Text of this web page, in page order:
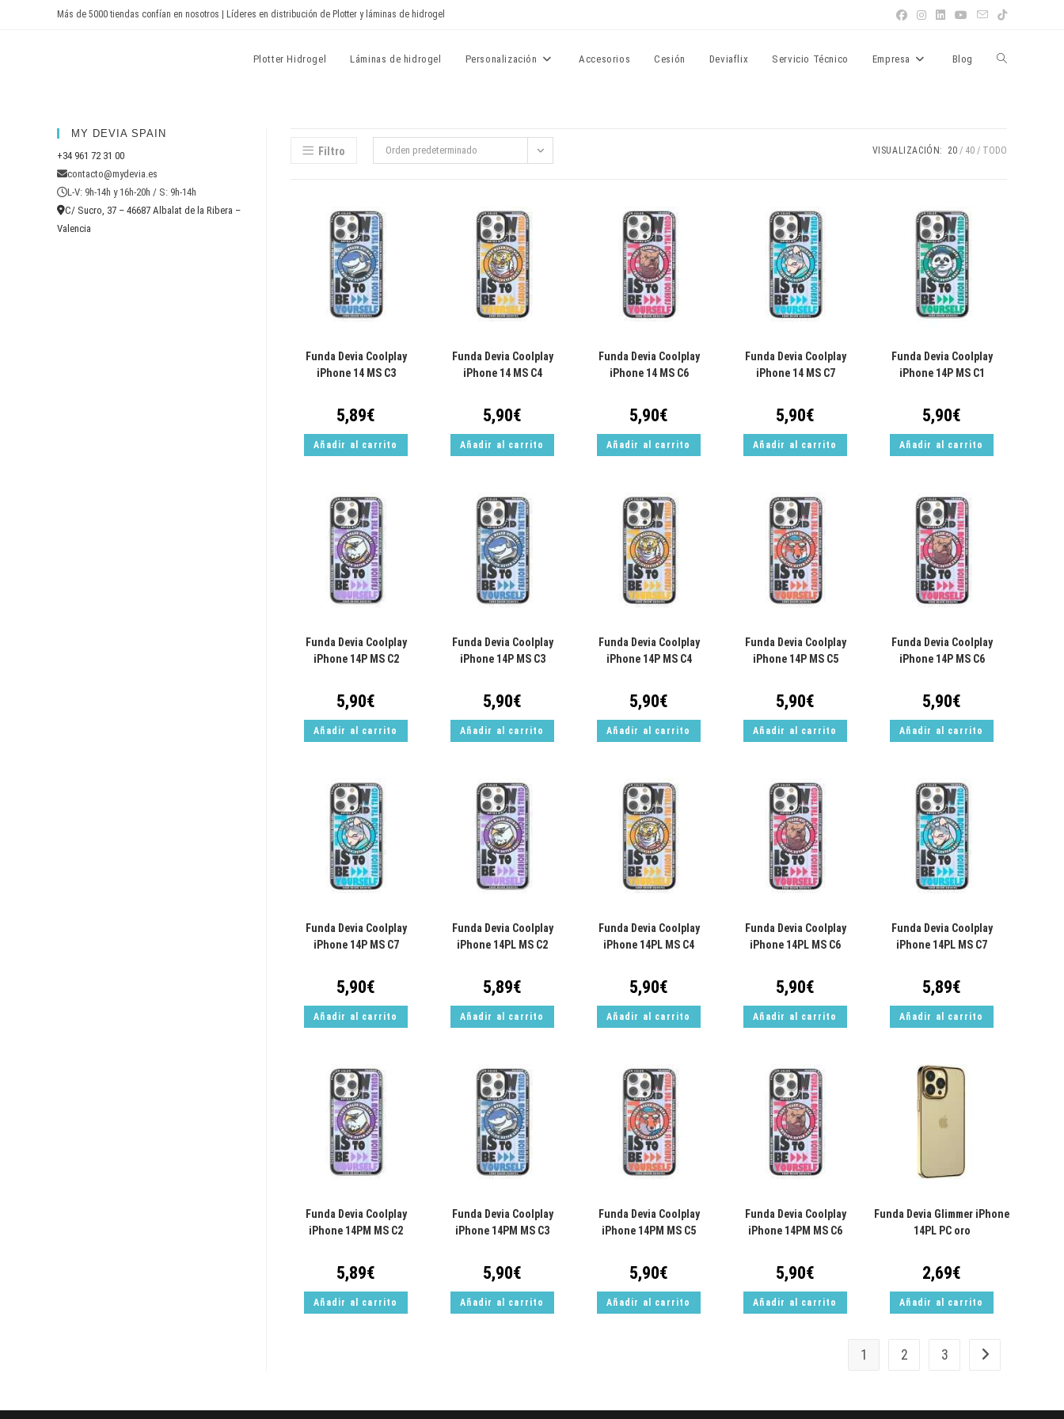
Más de 5000 tiendas confían en nosotros | Líderes en distribución de Plotter y láminas de hidrogel
Plotter Hidrogel Láminas de hidrogel Personalización Accesorios Cesión Deviaflix Servicio Técnico Empresa Blog Alternar
MY DEVIA SPAIN
+34 961 72 31 00
contacto@mydevia.es
L-V: 9h-14h y 16h-20h / S: 9h-14h
C/ Sucro, 37 – 46687 Albalat de la Ribera –
Valencia
Filtro Orden predeterminado VISUALIZACIÓN: 20 40 TODO
Funda Devia Coolplay
iPhone 14 MS C3
5,89€
Añadir al carrito
Funda Devia Coolplay
iPhone 14 MS C4
5,90€
Añadir al carrito
Funda Devia Coolplay
iPhone 14 MS C6
5,90€
Añadir al carrito
Funda Devia Coolplay
iPhone 14 MS C7
5,90€
Añadir al carrito
Funda Devia Coolplay
iPhone 14P MS C1
5,90€
Añadir al carrito
Funda Devia Coolplay
iPhone 14P MS C2
5,90€
Añadir al carrito
Funda Devia Coolplay
iPhone 14P MS C3
5,90€
Añadir al carrito
Funda Devia Coolplay
iPhone 14P MS C4
5,90€
Añadir al carrito
Funda Devia Coolplay
iPhone 14P MS C5
5,90€
Añadir al carrito
Funda Devia Coolplay
iPhone 14P MS C6
5,90€
Añadir al carrito
Funda Devia Coolplay
iPhone 14P MS C7
5,90€
Añadir al carrito
Funda Devia Coolplay
iPhone 14PL MS C2
5,89€
Añadir al carrito
Funda Devia Coolplay
iPhone 14PL MS C4
5,90€
Añadir al carrito
Funda Devia Coolplay
iPhone 14PL MS C6
5,90€
Añadir al carrito
Funda Devia Coolplay
iPhone 14PL MS C7
5,89€
Añadir al carrito
Funda Devia Coolplay
iPhone 14PM MS C2
5,89€
Añadir al carrito
Funda Devia Coolplay
iPhone 14PM MS C3
5,90€
Añadir al carrito
Funda Devia Coolplay
iPhone 14PM MS C5
5,90€
Añadir al carrito
Funda Devia Coolplay
iPhone 14PM MS C6
5,90€
Añadir al carrito
Funda Devia Glimmer iPhone
14PL PC oro
2,69€
Añadir al carrito
1 2 3